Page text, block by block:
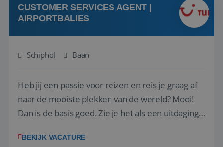
CUSTOMER SERVICES AGENT |
AIRPORTBALIES
Schiphol Baan
Heb jij een passie voor reizen en reis je graag af
naar de mooiste plekken van de wereld? Mooi!
Dan is de basis goed. Zie je het als een uitdaging
het samenstellen en boeken van de perfecte
BEKIJK VACATURE